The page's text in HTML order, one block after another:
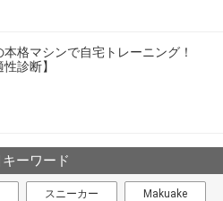
格マシンで自宅トレーニング！
診断】
ーワード
スニーカー Makuake